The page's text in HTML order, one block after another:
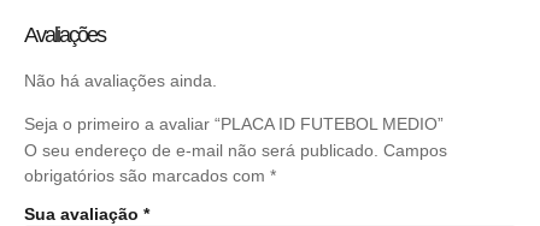
Avaliações
Não há avaliações ainda.
Seja o primeiro a avaliar “PLACA ID FUTEBOL MEDIO”
O seu endereço de e-mail não será publicado. Campos
obrigatórios são marcados com *
Sua avaliação *